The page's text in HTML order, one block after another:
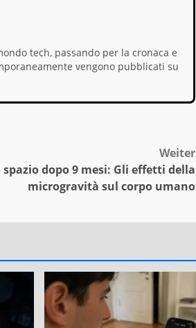
tech, passando per la cronaca e
vengono pubblicati su
Weiter
dopo 9 mesi: Gli effetti della
microgravità sul corpo umano